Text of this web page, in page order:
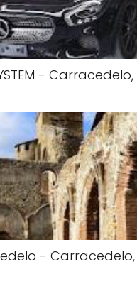
- Carracedelo,
- Carracedelo,